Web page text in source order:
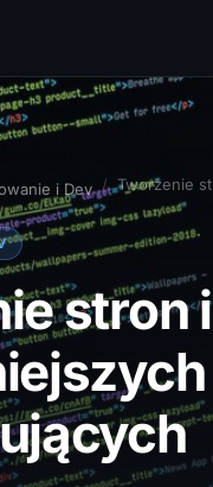
i Dev Tworzenie
stron